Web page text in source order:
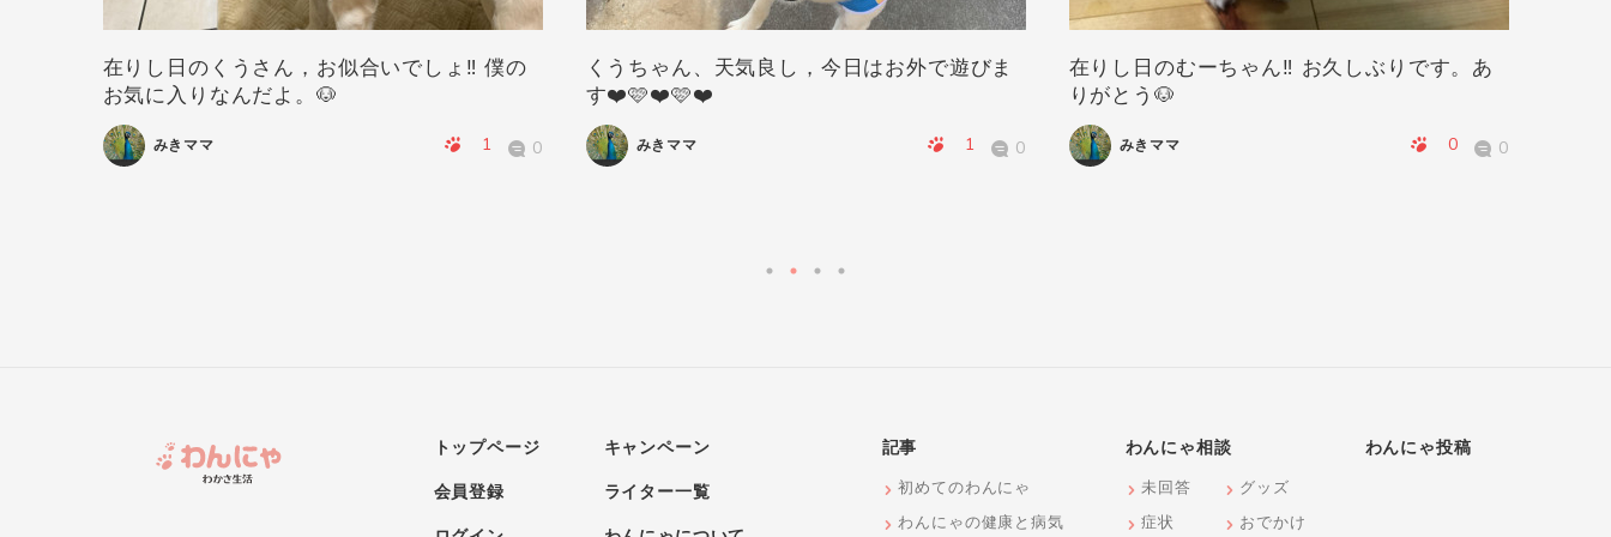
在りし日のくうさん，お似合いでしょ‼️ 僕の
お気に入りなんだよ。🐶
みきママ 1 0
くうちゃん、天気良し，今日はお外で遊びま
す❤️🩷❤️🩷❤️
みきママ 1 0
在りし日のむーちゃん‼️ お久しぶりです。あ
りがとう🐶
みきママ 0 0
トップページ
会員登録
キャンペーン
ライター一覧
記事
初めてのわんにゃ
わんにゃの健康と病気
わんにゃ相談
未回答
グッズ
症状
おでかけ
わんにゃ投稿